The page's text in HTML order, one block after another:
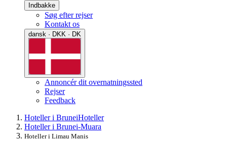
Indbakke
Søg efter rejser
Kontakt os
dansk · DKK · DK
Annoncér dit overnatningssted
Rejser
Feedback
Hoteller i BruneiHoteller
Hoteller i Brunei-Muara
Hoteller i Limau Manis